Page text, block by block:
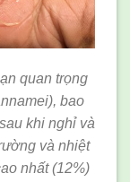
quan trọng
bao
khi nghỉ và
và nhiệt
nhất (12%)